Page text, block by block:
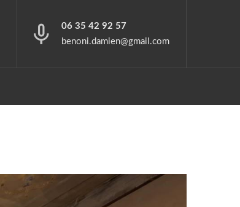
06 35 42 92 57
benoni.damien@gmail.com